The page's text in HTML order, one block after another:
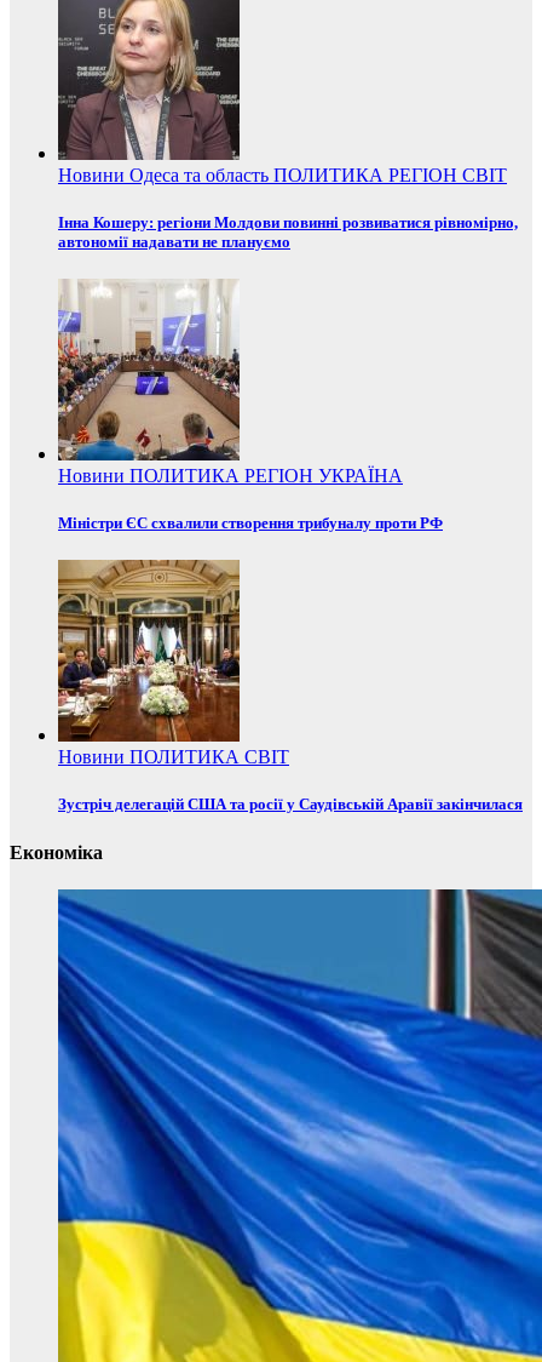
Новини Одеса та область ПОЛИТИКА РЕГІОН СВІТ
Інна Кошеру: регіони Молдови повинні розвиватися рівномірно,
автономії надавати не плануємо
Новини ПОЛИТИКА РЕГІОН УКРАЇНА
Міністри ЄС схвалили створення трибуналу проти РФ
Новини ПОЛИТИКА СВІТ
Зустріч делегацій США та росії у Саудівській Аравії закінчилася
Економіка